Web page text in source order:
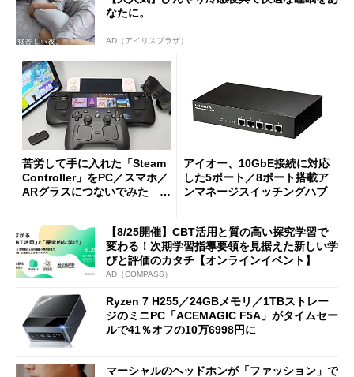
なたに。
AD（アイリスプラザ）
苦労して手に入れた「Steam
Controller」をPC／スマホ／
ARグラスにつないでみた ゲ
アイオー、10GbE接続に対応
した5ポート／8ポート搭載ア
ンマネージスイッチングハブ
【8/25開催】CBT活用と質の高い探究学習で
変わる！次期学習指導要領を見据えた新しい学
びと評価のカタチ【オンラインイベント】
AD（COMPASS）
Ryzen 7 H255／24GBメモリ／1TBストレー
ジのミニPC「ACEMAGIC F5A」がタイムセー
ルで41％オフの10万6998円に
マーシャルのヘッドホンが「ファッション」で